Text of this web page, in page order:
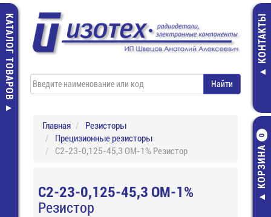
КАТАЛОГ ТОВАРОВ КОНТАКТЫ
КОРЗИНА
0
Главная
Резисторы
Прецизионные резисторы
С2-23-0,125-45,3 ОМ-1% Резистор
С2-23-0,125-45,3 ОМ-1%
Резистор